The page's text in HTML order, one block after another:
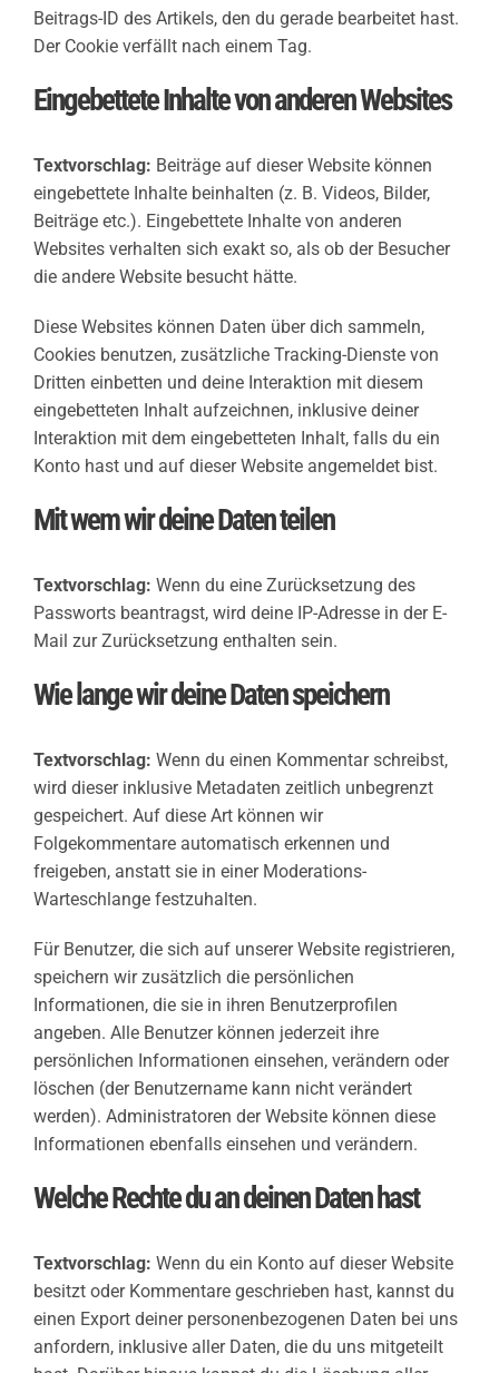
Beitrags-ID des Artikels, den du gerade bearbeitet hast.
Der Cookie verfällt nach einem Tag.
Eingebettete Inhalte von anderen Websites
Textvorschlag: Beiträge auf dieser Website können
eingebettete Inhalte beinhalten (z. B. Videos, Bilder,
Beiträge etc.). Eingebettete Inhalte von anderen
Websites verhalten sich exakt so, als ob der Besucher
die andere Website besucht hätte.
Diese Websites können Daten über dich sammeln,
Cookies benutzen, zusätzliche Tracking-Dienste von
Dritten einbetten und deine Interaktion mit diesem
eingebetteten Inhalt aufzeichnen, inklusive deiner
Interaktion mit dem eingebetteten Inhalt, falls du ein
Konto hast und auf dieser Website angemeldet bist.
Mit wem wir deine Daten teilen
Textvorschlag: Wenn du eine Zurücksetzung des
Passworts beantragst, wird deine IP-Adresse in der E-
Mail zur Zurücksetzung enthalten sein.
Wie lange wir deine Daten speichern
Textvorschlag: Wenn du einen Kommentar schreibst,
wird dieser inklusive Metadaten zeitlich unbegrenzt
gespeichert. Auf diese Art können wir
Folgekommentare automatisch erkennen und
freigeben, anstatt sie in einer Moderations-
Warteschlange festzuhalten.
Für Benutzer, die sich auf unserer Website registrieren,
speichern wir zusätzlich die persönlichen
Informationen, die sie in ihren Benutzerprofilen
angeben. Alle Benutzer können jederzeit ihre
persönlichen Informationen einsehen, verändern oder
löschen (der Benutzername kann nicht verändert
werden). Administratoren der Website können diese
Informationen ebenfalls einsehen und verändern.
Welche Rechte du an deinen Daten hast
Textvorschlag: Wenn du ein Konto auf dieser Website
besitzt oder Kommentare geschrieben hast, kannst du
einen Export deiner personenbezogenen Daten bei uns
anfordern, inklusive aller Daten, die du uns mitgeteilt